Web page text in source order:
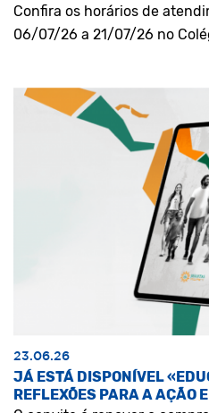
Confira os horários de
06/07/26 a 21/07/26 no
23.06.26
JÁ ESTÁ DISPONÍVEL
REFLEXÕES PARA A AÇÃO